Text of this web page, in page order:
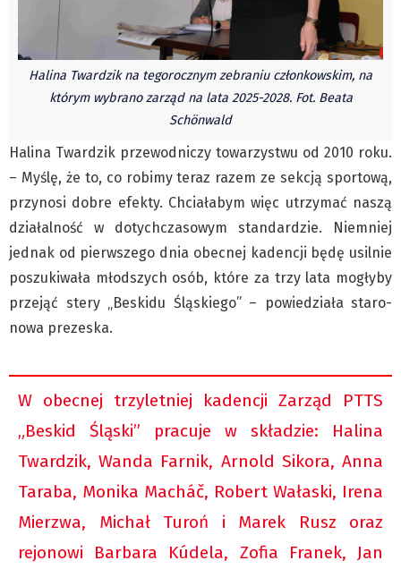
Rodziny wielodzietne
Nauka
Młodzi
Przedszkola
Szkoły podstawowe
Szkoły średnie
Studia
Klub Podróżnika ZA OKNEM
Czytelnicy piszą
Multimedia
Obiektyw Głosu
studio glos.live
Głos Brandysa
YouTube glos.live
Głos News
Mrózek i Maćkowiak
PODCAST "GŁOS MAMY"
STREFA PREMIUM
Halina Twardzik na tegorocznym zebraniu członkowskim, na
którym wybrano zarząd na lata 2025-2028. Fot. Beata
Schönwald
Halina Twardzik przewodniczy towarzystwu od 2010 roku.
– Myślę, że to, co robimy teraz razem ze sekcją sportową,
przynosi dobre efekty. Chciałabym więc utrzymać naszą
działalność w dotychczasowym standardzie. Niemniej
jednak od pierwszego dnia obecnej kadencji będę usilnie
poszukiwała młodszych osób, które za trzy lata mogłyby
przejąć stery „Beskidu Śląskiego” – powiedziała staro-
nowa prezeska.
W obecnej trzyletniej kadencji Zarząd PTTS
„Beskid Śląski” pracuje w składzie: Halina
Twardzik, Wanda Farnik, Arnold Sikora, Anna
Taraba, Monika Macháč, Robert Wałaski, Irena
Mierzwa, Michał Turoń i Marek Rusz oraz
rejonowi Barbara Kúdela, Zofia Franek, Jan